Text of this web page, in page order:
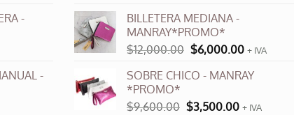
-
-
original
era:
$10,900.00.$6,000.00.
BILLETERA MEDIANA -
MANRAY*PROMO*
$12,000.00 El
original
$12,000.00.
$6,000.00El
actual
$6,000.00.
+ IVA
SOBRE CHICO - MANRAY
*PROMO*
$9,600.00 El
$3,500.00El+ IVA